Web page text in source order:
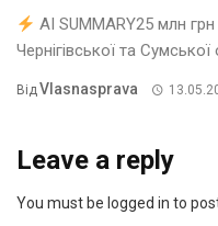
AI SUMMARY25 млн
Чернігівської та
ВідVlasnasprava
Leave a reply
You must be logged in to